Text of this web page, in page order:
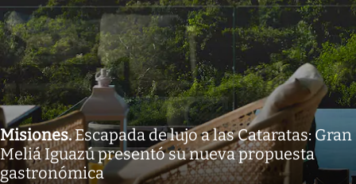
Misiones.Escapada de lujo a las Cataratas: Gran
Meliá Iguazú presentó su nueva propuesta
gastronómica